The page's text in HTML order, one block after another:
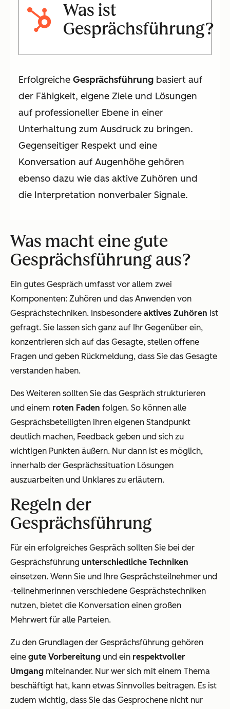
Was ist
Gesprächsführung?
Erfolgreiche Gesprächsführung basiert auf
der Fähigkeit, eigene Ziele und Lösungen
auf professioneller Ebene in einer
Unterhaltung zum Ausdruck zu bringen.
Gegenseitiger Respekt und eine
Konversation auf Augenhöhe gehören
ebenso dazu wie das aktive Zuhören und
die Interpretation nonverbaler Signale.
Was macht eine gute
Gesprächsführung aus?
Ein gutes Gespräch umfasst vor allem zwei
Komponenten: Zuhören und das Anwenden von
Gesprächstechniken. Insbesondere aktives Zuhören ist
gefragt. Sie lassen sich ganz auf Ihr Gegenüber ein,
konzentrieren sich auf das Gesagte, stellen offene
Fragen und geben Rückmeldung, dass Sie das Gesagte
verstanden haben.
Des Weiteren sollten Sie das Gespräch strukturieren
und einem roten Faden folgen. So können alle
Gesprächsbeteiligten ihren eigenen Standpunkt
deutlich machen, Feedback geben und sich zu
wichtigen Punkten äußern. Nur dann ist es möglich,
innerhalb der Gesprächssituation Lösungen
auszuarbeiten und Unklares zu erläutern.
Regeln der
Gesprächsführung
Für ein erfolgreiches Gespräch sollten Sie bei der
Gesprächsführung unterschiedliche Techniken
einsetzen. Wenn Sie und Ihre Gesprächsteilnehmer und
-teilnehmerinnen verschiedene Gesprächstechniken
nutzen, bietet die Konversation einen großen
Mehrwert für alle Parteien.
Zu den Grundlagen der Gesprächsführung gehören
eine gute Vorbereitung und ein respektvoller
Umgang miteinander. Nur wer sich mit einem Thema
beschäftigt hat, kann etwas Sinnvolles beitragen. Es ist
zudem wichtig, dass Sie das Gesprochene nicht nur